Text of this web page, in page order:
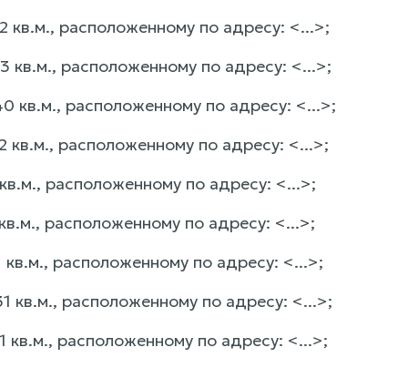
расположенному по адресу: <...>;
расположенному по адресу: <...>;
расположенному по адресу: <...>;
расположенному по адресу: <...>;
расположенному по адресу: <...>;
расположенному по адресу: <...>;
расположенному по адресу: <...>;
расположенному по адресу: <...>;
расположенному по адресу: <...>;